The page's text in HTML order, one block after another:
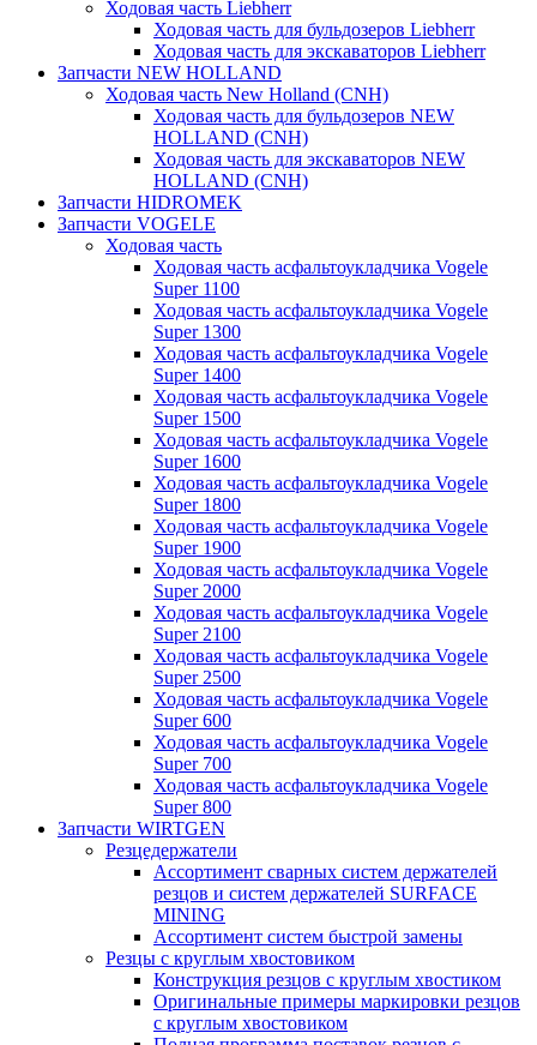
Ходовая часть Liebherr
Ходовая часть для бульдозеров Liebherr
Ходовая часть для экскаваторов Liebherr
Запчасти NEW HOLLAND
Ходовая часть New Holland (CNH)
Ходовая часть для бульдозеров NEW
HOLLAND (CNH)
Ходовая часть для экскаваторов NEW
HOLLAND (CNH)
Запчасти HIDROMEK
Запчасти VOGELE
Ходовая часть
Ходовая часть асфальтоукладчика Vogele
Super 1100
Ходовая часть асфальтоукладчика Vogele
Super 1300
Ходовая часть асфальтоукладчика Vogele
Super 1400
Ходовая часть асфальтоукладчика Vogele
Super 1500
Ходовая часть асфальтоукладчика Vogele
Super 1600
Ходовая часть асфальтоукладчика Vogele
Super 1800
Ходовая часть асфальтоукладчика Vogele
Super 1900
Ходовая часть асфальтоукладчика Vogele
Super 2000
Ходовая часть асфальтоукладчика Vogele
Super 2100
Ходовая часть асфальтоукладчика Vogele
Super 2500
Ходовая часть асфальтоукладчика Vogele
Super 600
Ходовая часть асфальтоукладчика Vogele
Super 700
Ходовая часть асфальтоукладчика Vogele
Super 800
Запчасти WIRTGEN
Резцедержатели
Ассортимент сварных систем держателей
резцов и систем держателей SURFACE
MINING
Ассортимент систем быстрой замены
Резцы с круглым хвостовиком
Конструкция резцов с круглым хвостиком
Оригинальные примеры маркировки резцов
с круглым хвостовиком